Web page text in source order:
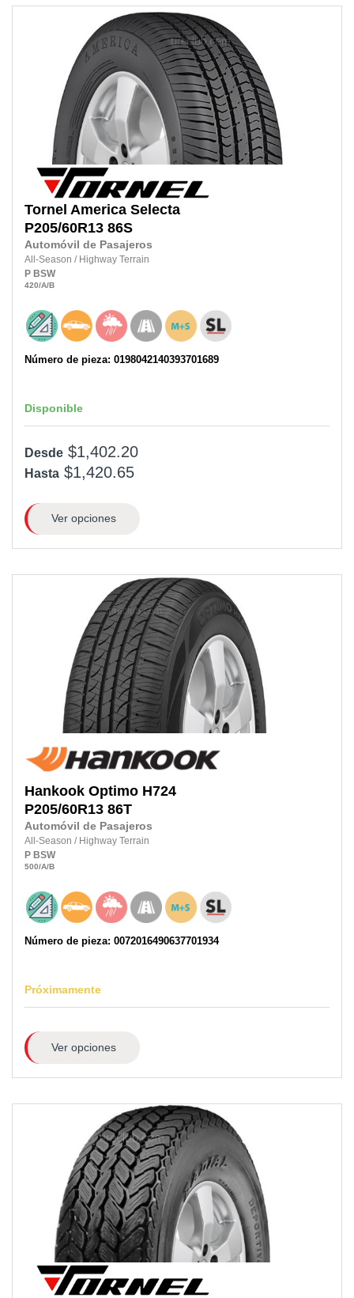
Tornel America Selecta
P205/60R13 86S
Automóvil de Pasajeros
All-Season / Highway Terrain
P BSW
420/A/B
Número de pieza: 0198042140393701689
Disponible
Desde $1,402.20
Hasta $1,420.65
Ver opciones
Hankook Optimo H724
P205/60R13 86T
Automóvil de Pasajeros
All-Season / Highway Terrain
P BSW
500/A/B
Número de pieza: 0072016490637701934
Próximamente
Ver opciones